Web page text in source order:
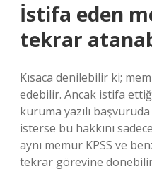
İstifa eden
tekrar
Kısaca denilebilir ki;
edebilir. Ancak istifa
kuruma yazılı
isterse bu hakkını
aynı memur KPSS ve
tekrar görevine